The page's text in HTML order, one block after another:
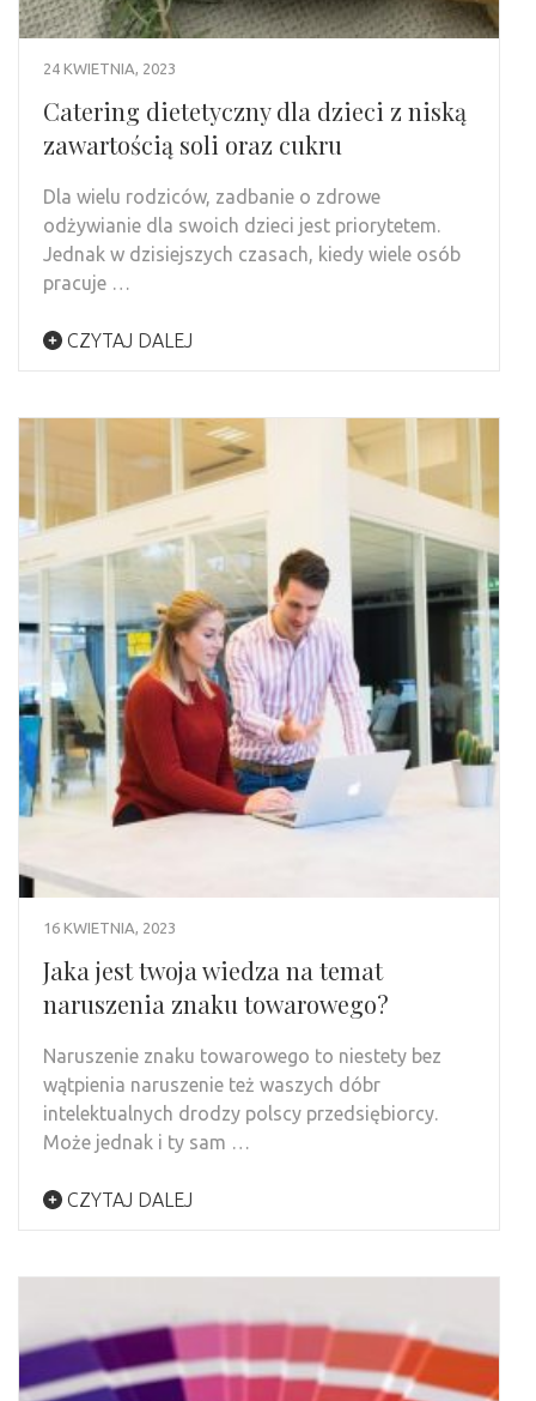
24 KWIETNIA, 2023
Catering dietetyczny dla dzieci z niską
zawartością soli oraz cukru
Dla wielu rodziców, zadbanie o zdrowe
odżywianie dla swoich dzieci jest priorytetem.
Jednak w dzisiejszych czasach, kiedy wiele osób
pracuje …
CZYTAJ DALEJ
16 KWIETNIA, 2023
Jaka jest twoja wiedza na temat
naruszenia znaku towarowego?
Naruszenie znaku towarowego to niestety bez
wątpienia naruszenie też waszych dóbr
intelektualnych drodzy polscy przedsiębiorcy.
Może jednak i ty sam …
CZYTAJ DALEJ